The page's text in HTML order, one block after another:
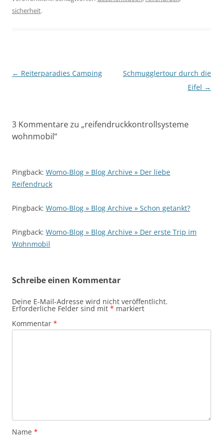
sicherheit.
Beitragsnavigation
← Reiterparadies Camping
Schmugglertour durch die
Eifel →
3 Kommentare zu „reifendruckkontrollsysteme
wohnmobil“
Pingback: Womo-Blog » Blog Archive » Der liebe
Reifendruck
Pingback: Womo-Blog » Blog Archive » Schon getankt?
Pingback: Womo-Blog » Blog Archive » Der erste Trip im
Wohnmobil
Schreibe einen Kommentar
Deine E-Mail-Adresse wird nicht veröffentlicht.
Erforderliche Felder sind mit * markiert
Kommentar *
Name *